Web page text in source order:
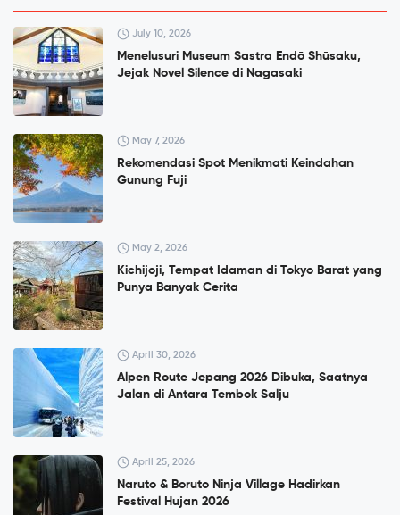
July 10, 2026
Menelusuri Museum Sastra Endō Shūsaku,
Jejak Novel Silence di Nagasaki
May 7, 2026
Rekomendasi Spot Menikmati Keindahan
Gunung Fuji
May 2, 2026
Kichijoji, Tempat Idaman di Tokyo Barat yang
Punya Banyak Cerita
April 30, 2026
Alpen Route Jepang 2026 Dibuka, Saatnya
Jalan di Antara Tembok Salju
April 25, 2026
Naruto & Boruto Ninja Village Hadirkan
Festival Hujan 2026